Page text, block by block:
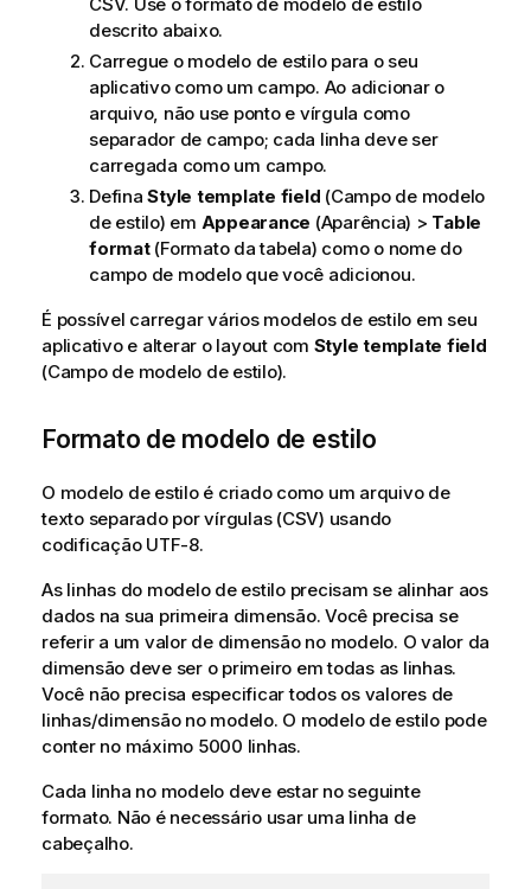
f
o
r
m
a
t
i
descrito abaixo.
Carregue o modelo de estilo para o seu
aplicativo como um campo. Ao adicionar o
arquivo, não use ponto e vírgula como
separador de campo; cada linha deve ser
carregada como um campo.
DefinaStyle template field (Campo de modelo
de estilo) em Appearance (Aparência) > Table
format(Formato da tabela) como o nome do
campo de modelo que você adicionou.
É possível carregar vários modelos de estilo em seu
aplicativo e alterar o layout com Style template field
(Campo de modelo de estilo).
Formato de modelo de estilo
O modelo de estilo é criado como um arquivo de
texto separado por vírgulas (CSV) usando
codificação UTF-8.
As linhas do modelo de estilo precisam se alinhar aos
dados na sua primeira dimensão. Você precisa se
referir a um valor de dimensão no modelo. O valor da
dimensão deve ser o primeiro em todas as linhas.
Você não precisa especificar todos os valores de
linhas/dimensão no modelo. O modelo de estilo pode
conter no máximo 5000 linhas.
Cada linha no modelo deve estar no seguinte
formato. Não é necessário usar uma linha de
cabeçalho.